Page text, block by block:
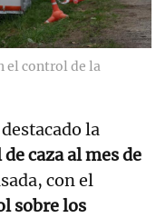
el control de la
la
caza al mes de
con el
sobre los